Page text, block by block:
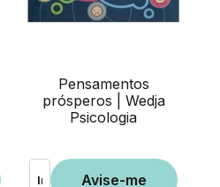
Pensamentos
prósperos | Wedja
Psicologia